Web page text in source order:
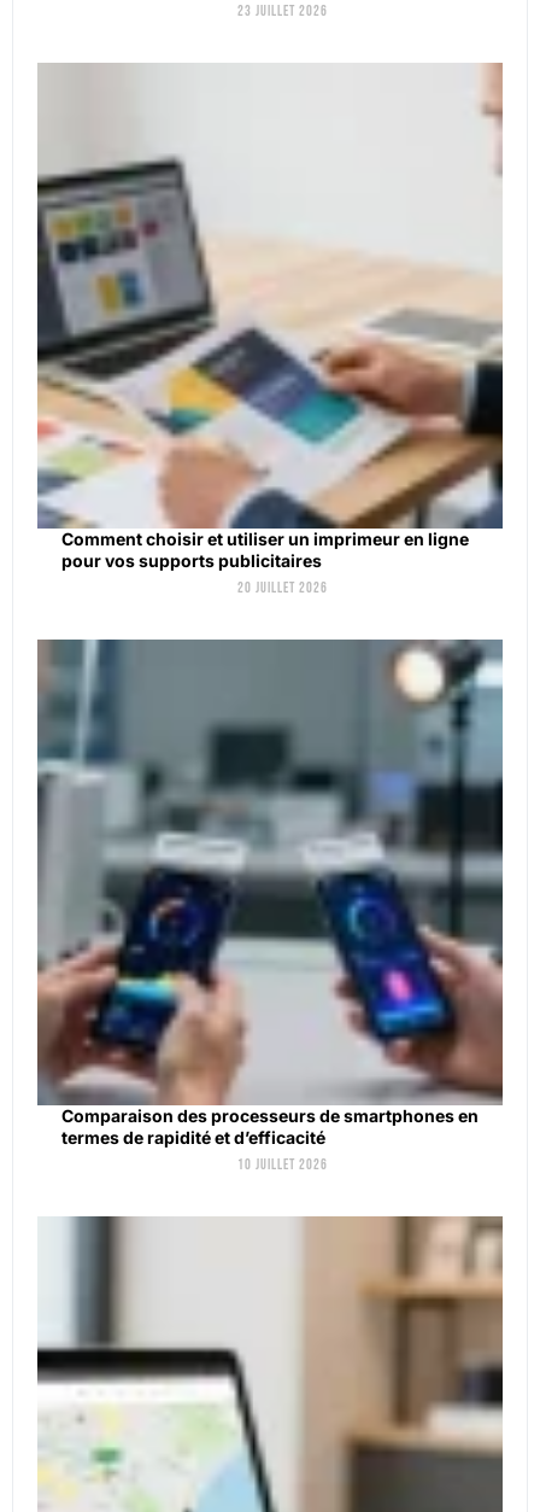
23 juillet 2026
Comment choisir et utiliser un imprimeur en ligne
pour vos supports publicitaires
20 juillet 2026
Comparaison des processeurs de smartphones en
termes de rapidité et d’efficacité
10 juillet 2026